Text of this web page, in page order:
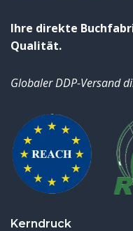
Ihre direkte
Qualität.
Globaler DDP-Versand
Kerndruck